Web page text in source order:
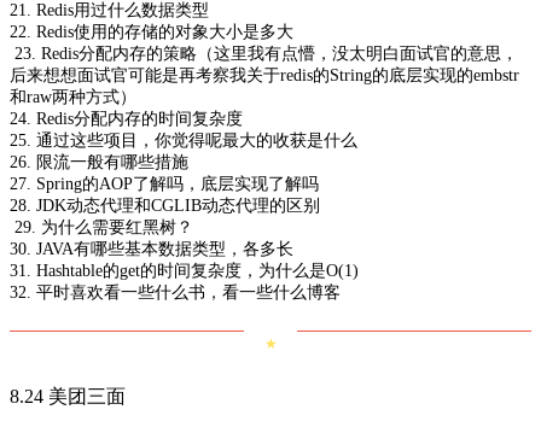
21. Redis用过什么数据类型
22. Redis使用的存储的对象大小是多大
23. Redis分配内存的策略（这里我有点懵，没太明白面试官的意思，
后来想想面试官可能是再考察我关于redis的String的底层实现的embstr
和raw两种方式）
24. Redis分配内存的时间复杂度
25. 通过这些项目，你觉得呢最大的收获是什么
26. 限流一般有哪些措施
27. Spring的AOP了解吗，底层实现了解吗
28. JDK动态代理和CGLIB动态代理的区别
29. 为什么需要红黑树？
30. JAVA有哪些基本数据类型，各多长
31. Hashtable的get的时间复杂度，为什么是O(1)
32. 平时喜欢看一些什么书，看一些什么博客
★
8.24 美团三面